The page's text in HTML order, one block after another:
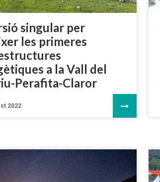
singular per
les primeres
a la Vall del
Perafita-Claror
2022